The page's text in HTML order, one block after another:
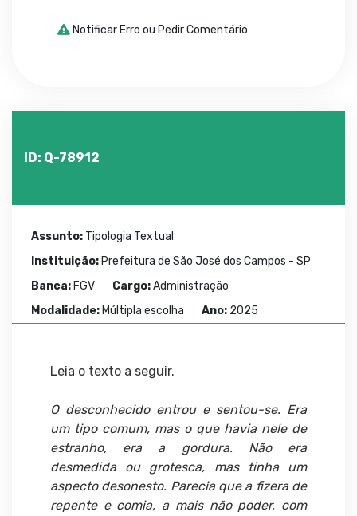
Notificar Erro ou Pedir Comentário
ID: Q-78912
Assunto: Tipologia Textual
Instituição: Prefeitura de São José dos Campos - SP
Banca: FGV Cargo:Administração
Modalidade: Múltipla escolha Ano: 2025
Leia o texto a seguir.
O desconhecido entrou e sentou-se. Era
um tipo comum, mas o que havia nele de
estranho, era a gordura. Não era
desmedida ou grotesca, mas tinha um
aspecto desonesto. Parecia que a fizera de
repente e comia, a mais não poder, com